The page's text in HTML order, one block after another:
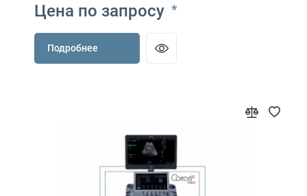
Цена по запросу *
Подробнее